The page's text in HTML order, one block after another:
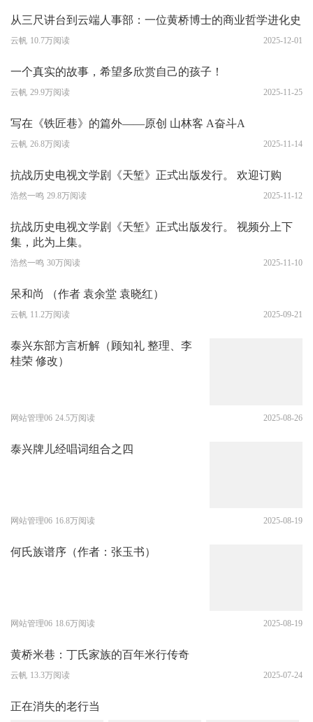
从三尺讲台到云端人事部：一位黄桥博士的商业哲学进化史
云帆 10.7万阅读 2025-12-01
一个真实的故事，希望多欣赏自己的孩子！
云帆 29.9万阅读 2025-11-25
写在《铁匠巷》的篇外——原创 山林客 A奋斗A
云帆 26.8万阅读 2025-11-14
抗战历史电视文学剧《天堑》正式出版发行。 欢迎订购
浩然一鸣 29.8万阅读 2025-11-12
抗战历史电视文学剧《天堑》正式出版发行。 视频分上下
集，此为上集。
浩然一鸣 30万阅读 2025-11-10
呆和尚 （作者 袁余堂 袁晓红）
云帆 11.2万阅读 2025-09-21
泰兴东部方言析解（顾知礼 整理、李
桂荣 修改）
网站管理06 24.5万阅读 2025-08-26
泰兴牌儿经唱词组合之四
网站管理06 16.8万阅读 2025-08-19
何氏族谱序（作者：张玉书）
网站管理06 18.6万阅读 2025-08-19
黄桥米巷：丁氏家族的百年米行传奇
云帆 13.3万阅读 2025-07-24
正在消失的老行当